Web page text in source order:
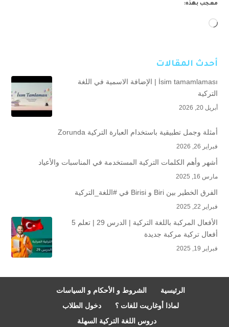
معجب بهذه:
جاري
أحدث المقالات
İsim tamamlaması | الإضافة الاسمية في اللغة
التركية
أبريل 20, 2026
أمثلة وجمل تطبيقية باستخدام العبارة التركية Zorunda
فبراير 26, 2026
أشهر وأهم الكلمات التركية المستخدمة في المناسبات والأعياد
مارس 16, 2025
الفرق الخطير بين Biri و Birisi في #اللغة_التركية
فبراير 22, 2025
الأفعال المركبة باللغة التركية | الدرس 29 | تعلم 5
أفعال تركية مركبة جديدة
فبراير 19, 2025
الرئيسية
الشروط و الأحكام و السياسات
لماذا أوغاريت للغات ؟
دخول الطلاب
دروس اللغة التركية السهلة